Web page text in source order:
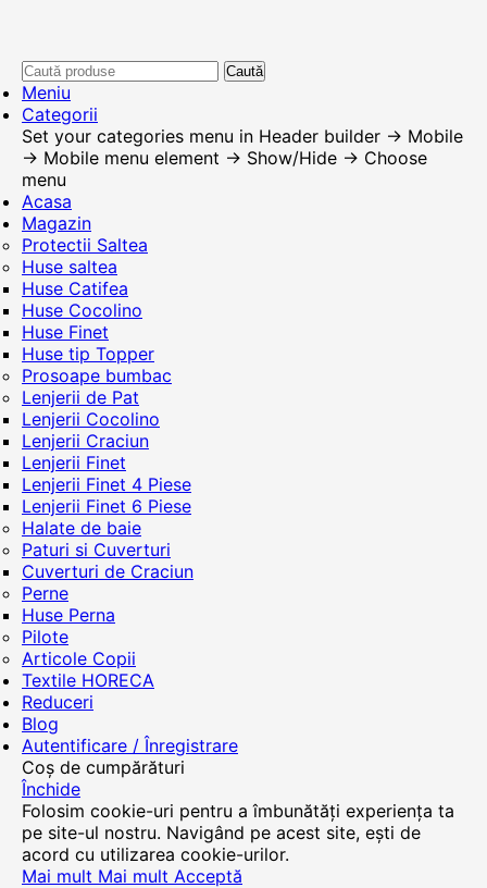
Caută
Meniu
Categorii
Set your categories menu in Header builder -> Mobile
-> Mobile menu element -> Show/Hide -> Choose
menu
Acasa
Magazin
Protectii Saltea
Huse saltea
Huse Catifea
Huse Cocolino
Huse Finet
Huse tip Topper
Prosoape bumbac
Lenjerii de Pat
Lenjerii Cocolino
Lenjerii Craciun
Lenjerii Finet
Lenjerii Finet 4 Piese
Lenjerii Finet 6 Piese
Halate de baie
Paturi si Cuverturi
Cuverturi de Craciun
Perne
Huse Perna
Pilote
Articole Copii
Textile HORECA
Reduceri
Blog
Autentificare / Înregistrare
Coș de cumpărături
Închide
Folosim cookie-uri pentru a îmbunătăți experiența ta
pe site-ul nostru. Navigând pe acest site, ești de
acord cu utilizarea cookie-urilor.
Mai mult Mai mult Acceptă